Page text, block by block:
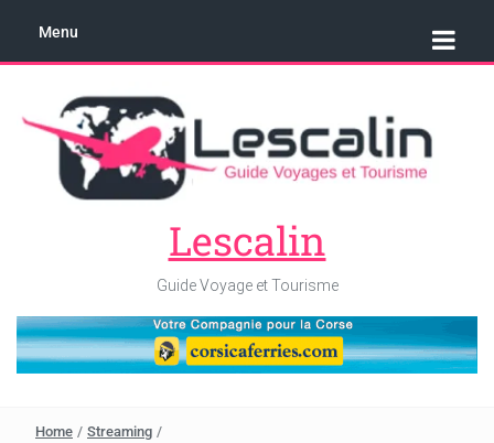
Menu
Lescalin
Guide Voyage et Tourisme
Home / Streaming /